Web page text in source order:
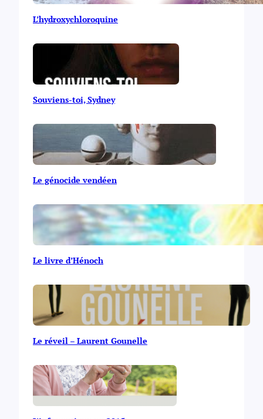
L’hydroxychloroquine
Souviens-toi, Sydney
Le génocide vendéen
Le livre d’Hénoch
Le réveil – Laurent Gounelle